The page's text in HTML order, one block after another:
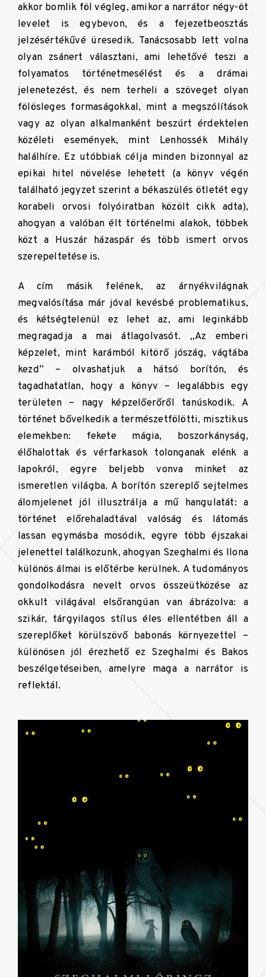
akkor bomlik föl végleg, amikor a narrátor négy-öt
levelet is egybevon, és a fejezetbeosztás
jelzésértékűvé üresedik. Tanácsosabb lett volna
olyan zsánert választani, ami lehetővé teszi a
folyamatos történetmesélést és a drámai
jelenetezést, és nem terheli a szöveget olyan
fölösleges formaságokkal, mint a megszólítások
vagy az olyan alkalmanként beszúrt érdektelen
közéleti események, mint Lenhossék Mihály
halálhíre. Ez utóbbiak célja minden bizonnyal az
epikai hitel növelése lehetett (a könyv végén
található jegyzet szerint a békaszülés ötletét egy
korabeli orvosi folyóiratban közölt cikk adta),
ahogyan a valóban élt történelmi alakok, többek
közt a Huszár házaspár és több ismert orvos
szerepeltetése is.
A cím másik felének, az árnyékvilágnak
megvalósítása már jóval kevésbé problematikus,
és kétségtelenül ez lehet az, ami leginkább
megragadja a mai átlagolvasót. „Az emberi
képzelet, mint karámból kitörő jószág, vágtába
kezd” – olvashatjuk a hátsó borítón, és
tagadhatatlan, hogy a könyv – legalábbis egy
területen – nagy képzelőerőről tanúskodik. A
történet bővelkedik a természetfölötti, misztikus
elemekben: fekete mágia, boszorkányság,
élőhalottak és vérfarkasok tolonganak elénk a
lapokról, egyre beljebb vonva minket az
ismeretlen világba. A borítón szereplő sejtelmes
álomjelenet jól illusztrálja a mű hangulatát: a
történet előrehaladtával valóság és látomás
lassan egymásba mosódik, egyre több éjszakai
jelenettel találkozunk, ahogyan Szeghalmi és Ilona
különös álmai is előtérbe kerülnek. A tudományos
gondolkodásra nevelt orvos összeütközése az
okkult világával elsőrangúan van ábrázolva: a
szikár, tárgyilagos stílus éles ellentétben áll a
szereplőket körülszövő babonás környezettel –
különösen jól érezhető ez Szeghalmi és Bakos
beszélgetéseiben, amelyre maga a narrátor is
reflektál.